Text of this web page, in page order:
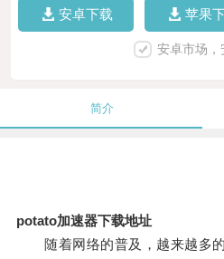
安卓下载 苹果
安卓市场，
简介
potato加速器下载地址
随着网络的普及，越来越多的